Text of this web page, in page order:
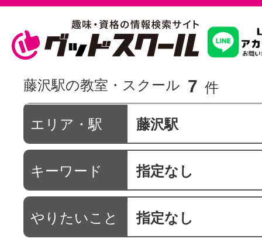
習いたいこ
スクールを
駅・路線か
通信講座を
藤沢駅の教室・スクール 7 件
エリア・駅 藤沢駅
キーワード 指定なし
やりたいこと 指定なし